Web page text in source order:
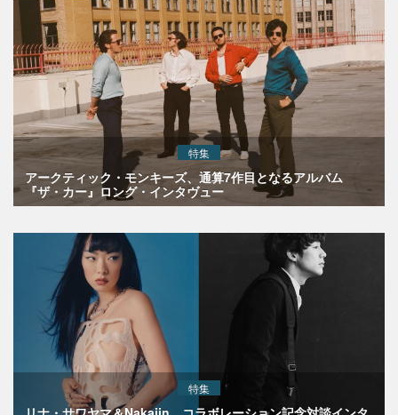
特集
アークティック・モンキーズ、通算7作目となるアルバム
『ザ・カー』ロング・インタヴュー
特集